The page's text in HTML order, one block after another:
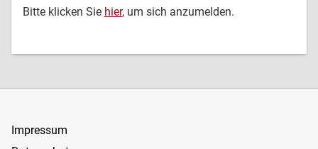
Bitte klicken Sie hier, um sich anzumelden.
Impressum